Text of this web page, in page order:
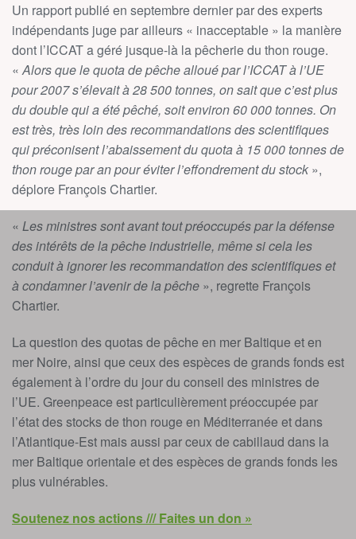
Un rapport publié en septembre dernier par des experts
indépendants juge par ailleurs « inacceptable » la manière
dont l’ICCAT a géré jusque-là la pêcherie du thon rouge.
«Alors que le quota de pêche alloué par l’ICCAT à l’UE
pour 2007 s’élevait à 28 500 tonnes, on sait que c’est plus
du double qui a été pêché, soit environ 60 000 tonnes. On
est très, très loin des recommandations des scientifiques
qui préconisent l’abaissement du quota à 15 000 tonnes de
thon rouge par an pour éviter l’effondrement du stock »,
déplore François Chartier.
« Les ministres sont avant tout préoccupés par la défense
des intérêts de la pêche industrielle, même si cela les
conduit à ignorer les recommandation des scientifiques et
à condamner l’avenir de la pêche », regrette François
Chartier.
La question des quotas de pêche en mer Baltique et en
mer Noire, ainsi que ceux des espèces de grands fonds est
également à l’ordre du jour du conseil des ministres de
l’UE. Greenpeace est particulièrement préoccupée par
l’état des stocks de thon rouge en Méditerranée et dans
l’Atlantique-Est mais aussi par ceux de cabillaud dans la
mer Baltique orientale et des espèces de grands fonds les
plus vulnérables.
Soutenez nos actions /// Faites un don »